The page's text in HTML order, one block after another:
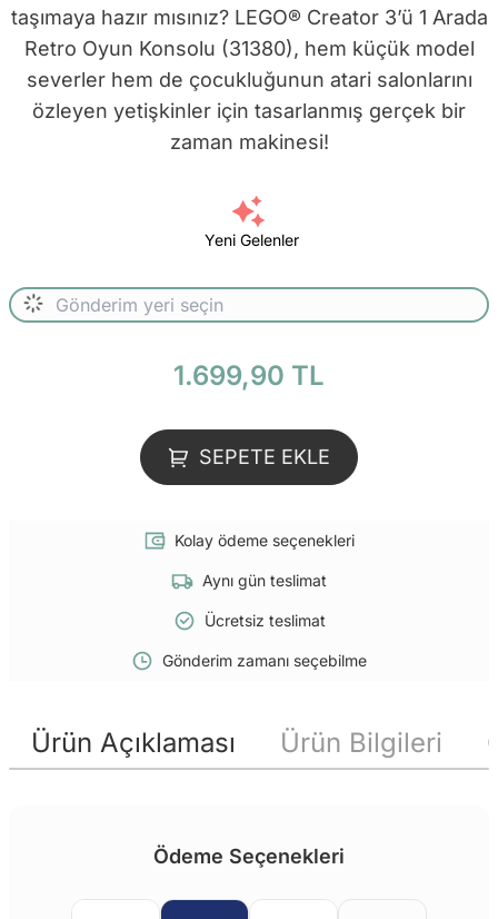
taşımaya hazır mısınız? LEGO® Creator 3’ü 1 Arada
Retro Oyun Konsolu (31380), hem küçük model
severler hem de çocukluğunun atari salonlarını
özleyen yetişkinler için tasarlanmış gerçek bir
zaman makinesi!
Yeni Gelenler
1.699,90 TL
SEPETE EKLE
Kolay ödeme seçenekleri
Aynı gün teslimat
Ücretsiz teslimat
Gönderim zamanı seçebilme
Ürün Açıklaması Ürün Bilgileri
Ödeme Seçenekleri